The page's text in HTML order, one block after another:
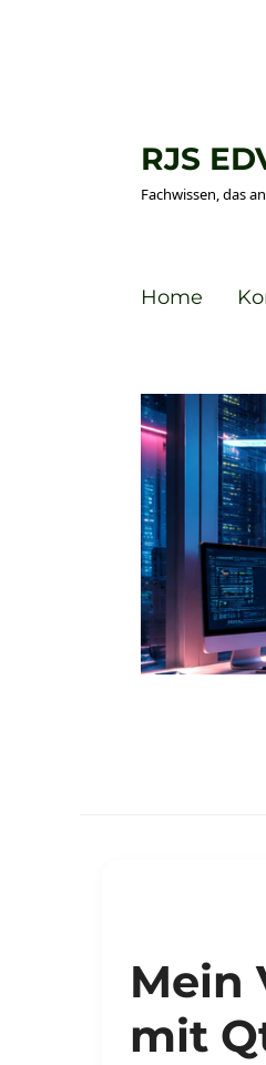
RJS
Fachwissen, das
Home
Mein
mit